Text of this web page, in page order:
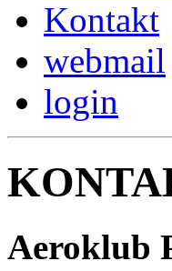
Kontakt
webmail
login
Aeroklub